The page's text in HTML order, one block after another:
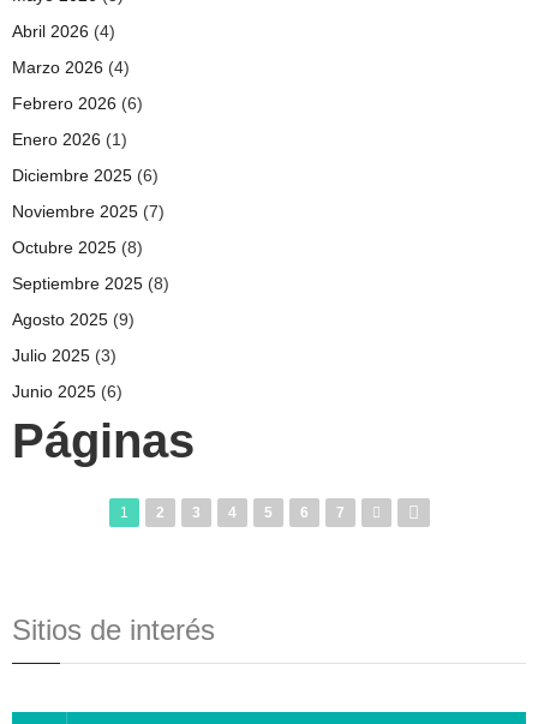
Abril 2026 (4)
Marzo 2026 (4)
Febrero 2026 (6)
Enero 2026 (1)
Diciembre 2025 (6)
Noviembre 2025 (7)
Octubre 2025 (8)
Septiembre 2025 (8)
Agosto 2025 (9)
Julio 2025 (3)
Junio 2025 (6)
Páginas
1 2 3 4 5 6 7
Sitios de interés